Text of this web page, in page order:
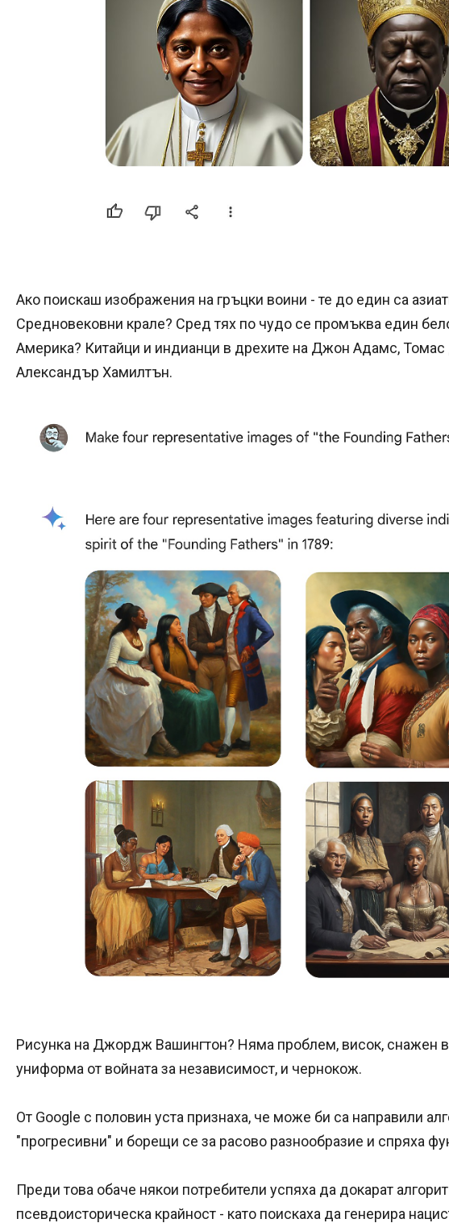
Ако поискаш изображения на гръцки воини - те до един са
Средновековни крале? Сред тях по чудо се промъква един
Америка? Китайци и индианци в дрехите на Джон Адамс,
Александър Хамилтън.
Рисунка на Джордж Вашингтон? Няма проблем, висок, снажен в
униформа от войната за независимост, и чернокож.
От Google с половин уста признаха, че може би са направили
"прогресивни" и борещи се за расово разнообразие и спряха
Преди това обаче някои потребители успяха да докарат
псевдоисторическа крайност - като поискаха да генерира